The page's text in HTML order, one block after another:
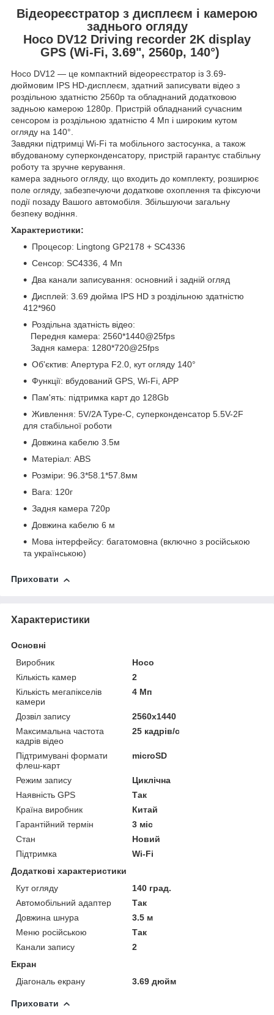
Відеореєстратор з дисплеєм і камерою
заднього огляду
Hoco DV12 Driving recorder 2K display
GPS (Wi-Fi, 3.69", 2560p, 140°)
Hoco DV12 — це компактний відеореєстратор із 3.69-
дюймовим IPS HD-дисплеєм, здатний записувати відео з
роздільною здатністю 2560p та обладнаний додатковою
задньою камерою 1280p. Пристрій обладнаний сучасним
сенсором із роздільною здатністю 4 Мп і широким кутом
огляду на 140°.
Завдяки підтримці Wi-Fi та мобільного застосунка, а також
вбудованому суперконденсатору, пристрій гарантує стабільну
роботу та зручне керування.
камера заднього огляду, що входить до комплекту, розширює
поле огляду, забезпечуючи додаткове охоплення та фіксуючи
події позаду Вашого автомобіля. Збільшуючи загальну
безпеку водіння.
Характеристики:
Процесор: Lingtong GP2178 + SC4336
Сенсор: SC4336, 4 Мп
Два канали записування: основний і задній огляд
Дисплей: 3.69 дюйма IPS HD з роздільною здатністю
412*960
Роздільна здатність відео:
Передня камера: 2560*1440@25fps
Задня камера: 1280*720@25fps
Об'єктив: Апертура F2.0, кут огляду 140°
Функції: вбудований GPS, Wi-Fi, APP
Пам'ять: підтримка карт до 128Gb
Живлення: 5V/2A Type-C, суперконденсатор 5.5V-2F
для стабільної роботи
Довжина кабелю 3.5м
Матеріал: ABS
Розміри: 96.3*58.1*57.8мм
Вага: 120г
Задня камера 720p
Довжина кабелю 6 м
Мова інтерфейсу: багатомовна (включно з російською
та українською)
Приховати
Характеристики
Основні
Виробник
Hoco
Кількість камер
2
Кількість мегапікселів
камери
4 Мп
Дозвіл запису
2560х1440
Максимальна частота
кадрів відео
25 кадрів/с
Підтримувані формати
флеш-карт
microSD
Режим запису
Циклічна
Наявність GPS
Так
Країна виробник
Китай
Гарантійний термін
3 міс
Стан
Новий
Підтримка
Wi-Fi
Додаткові характеристики
Кут огляду
140 град.
Автомобільний адаптер
Так
Довжина шнура
3.5 м
Меню російською
Так
Канали запису
2
Екран
Діагональ екрану
3.69 дюйм
Приховати